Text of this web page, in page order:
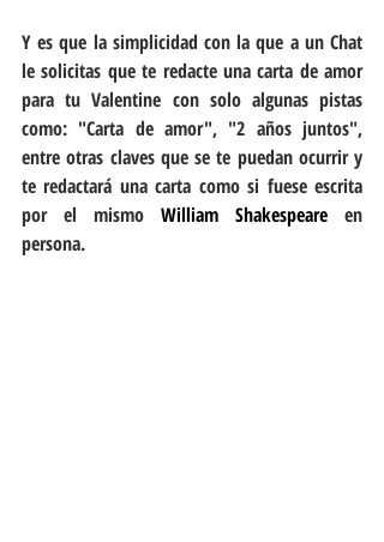
Y es que la simplicidad con la que a un Chat
le solicitas que te redacte una carta de amor
para tu Valentine con solo algunas pistas
como: "Carta de amor", "2 años juntos",
entre otras claves que se te puedan ocurrir y
te redactará una carta como si fuese escrita
por el mismo William Shakespeare en
persona.